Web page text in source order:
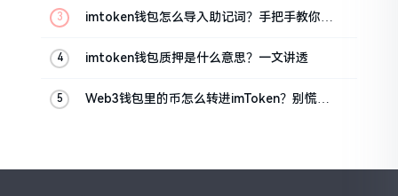
imtoken钱包怎么导入助记词？手把手教你找
imtoken钱包质押是什么意思？一文讲透
Web3钱包里的币怎么转进imToken？别慌，